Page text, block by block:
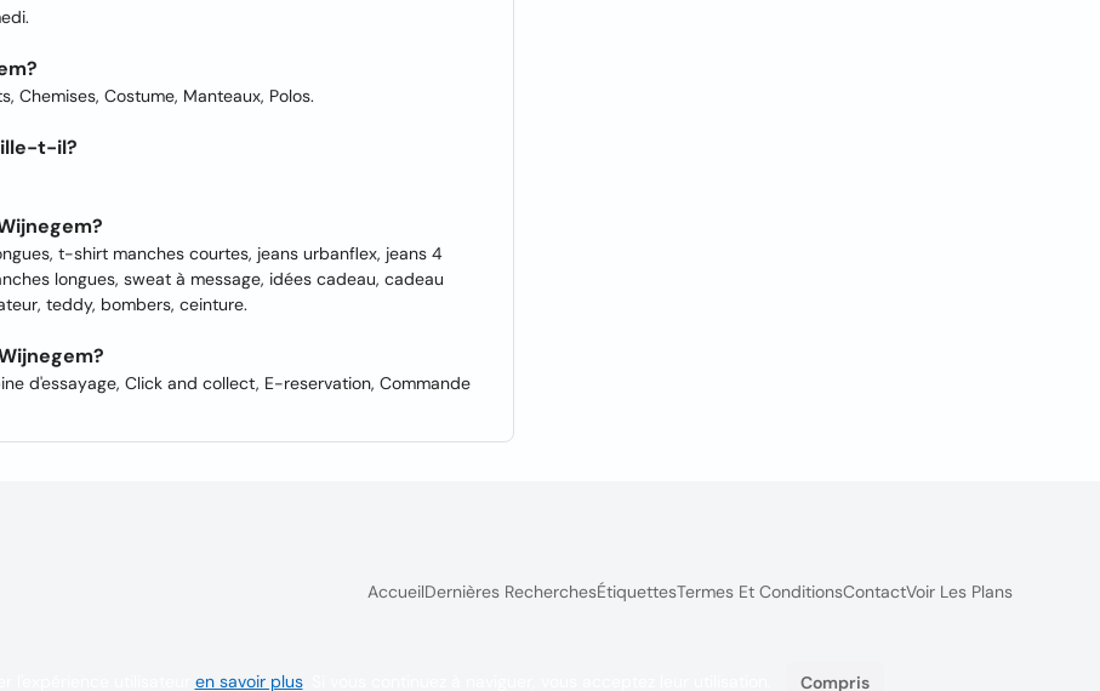
Chemises, Costume, Manteaux, Polos.
t-il?
t-shirt manches courtes, jeans urbanflex, jeans 4
longues, sweat à message, idées cadeau, cadeau
teddy, bombers, ceinture.
d'essayage, Click and collect, E-reservation, Commande
AccueilDernières RecherchesÉtiquettesTermes Et ConditionsContactVoir Les Plans
en savoir plus. Si vous continuez à naviguer, vous acceptez leur utilisation. Compris